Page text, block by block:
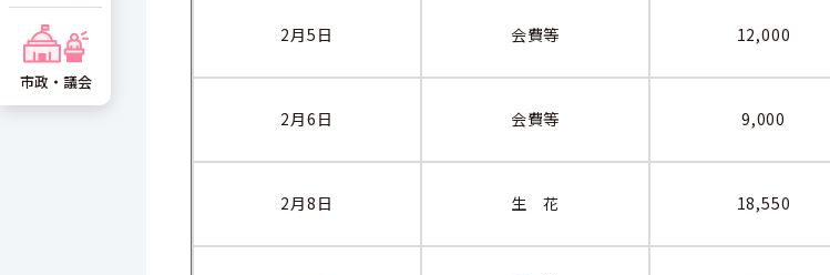
2月5日 会費等 12,000
2月6日 会費等 9,000
2月8日 生 花 18,550
市政・議会